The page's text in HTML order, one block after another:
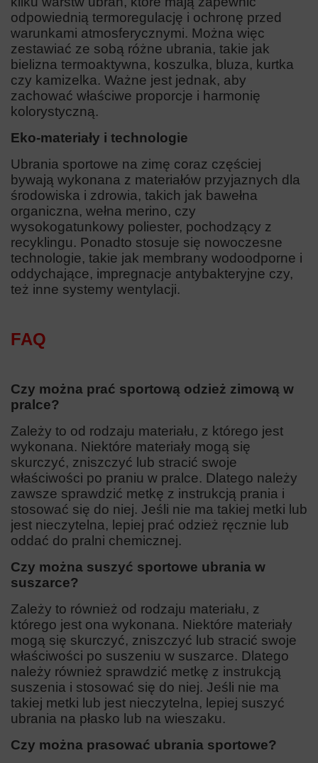
odpowiednią termoregulację i ochronę przed
warunkami atmosferycznymi. Można więc
zestawiać ze sobą różne ubrania, takie jak
bielizna termoaktywna, koszulka, bluza, kurtka
czy kamizelka. Ważne jest jednak, aby
zachować właściwe proporcje i harmonię
kolorystyczną.
Eko-materiały i technologie
Ubrania sportowe na zimę coraz częściej
bywają wykonana z materiałów przyjaznych dla
środowiska i zdrowia, takich jak bawełna
organiczna, wełna merino, czy
wysokogatunkowy poliester, pochodzący z
recyklingu. Ponadto stosuje się nowoczesne
technologie, takie jak membrany wodoodporne i
oddychające, impregnacje antybakteryjne czy,
też inne systemy wentylacji.
FAQ
Czy można prać sportową odzież zimową w
pralce?
Zależy to od rodzaju materiału, z którego jest
wykonana. Niektóre materiały mogą się
skurczyć, zniszczyć lub stracić swoje
właściwości po praniu w pralce. Dlatego należy
zawsze sprawdzić metkę z instrukcją prania i
stosować się do niej. Jeśli nie ma takiej metki lub
jest nieczytelna, lepiej prać odzież ręcznie lub
oddać do pralni chemicznej.
Czy można suszyć sportowe ubrania w
suszarce?
Zależy to również od rodzaju materiału, z
którego jest ona wykonana. Niektóre materiały
mogą się skurczyć, zniszczyć lub stracić swoje
właściwości po suszeniu w suszarce. Dlatego
należy również sprawdzić metkę z instrukcją
suszenia i stosować się do niej. Jeśli nie ma
takiej metki lub jest nieczytelna, lepiej suszyć
ubrania na płasko lub na wieszaku.
Czy można prasować ubrania sportowe?